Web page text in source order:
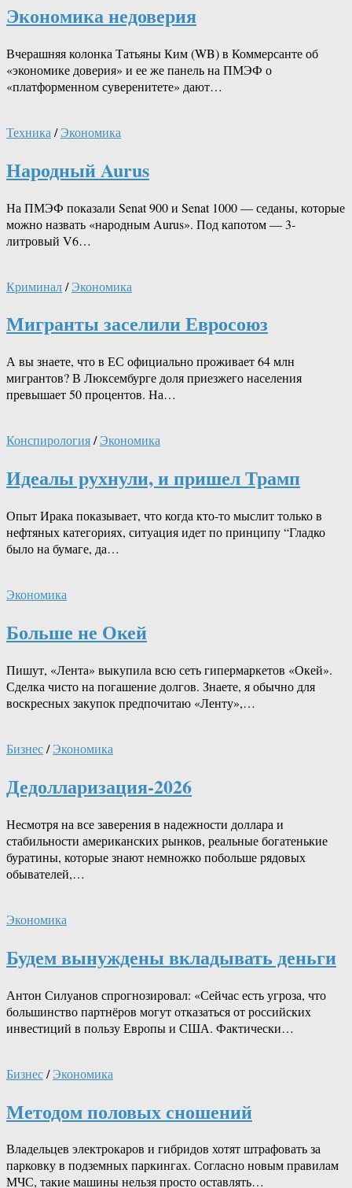
Экономика недоверия
Вчерашняя колонка Татьяны Ким (WB) в Коммерсанте об
«экономике доверия» и ее же панель на ПМЭФ о
«платформенном суверенитете» дают…
Техника /Экономика
Народный Aurus
На ПМЭФ показали Senat 900 и Senat 1000 — седаны, которые
можно назвать «народным Aurus». Под капотом — 3-
литровый V6…
Криминал/Экономика
Мигранты заселили Евросоюз
А вы знаете, что в ЕС официально проживает 64 млн
мигрантов? В Люксембурге доля приезжего населения
превышает 50 процентов. На…
Конспирология/Экономика
Идеалы рухнули, и пришел Трамп
Опыт Ирака показывает, что когда кто-то мыслит только в
нефтяных категориях, ситуация идет по принципу “Гладко
было на бумаге, да…
Экономика
Больше не Окей
Пишут, «Лента» выкупила всю сеть гипермаркетов «Окей».
Сделка чисто на погашение долгов. Знаете, я обычно для
воскресных закупок предпочитаю «Ленту»,…
Бизнес/Экономика
Дедолларизация-2026
Несмотря на все заверения в надежности доллара и
стабильности американских рынков, реальные богатенькие
буратины, которые знают немножко побольше рядовых
обывателей,…
Экономика
Будем вынуждены вкладывать деньги
Антон Силуанов спрогнозировал: «Сейчас есть угроза, что
большинство партнёров могут отказаться от российских
инвестиций в пользу Европы и США. Фактически…
Бизнес/Экономика
Методом половых сношений
Владельцев электрокаров и гибридов хотят штрафовать за
парковку в подземных паркингах. Согласно новым правилам
МЧС, такие машины нельзя просто оставлять…